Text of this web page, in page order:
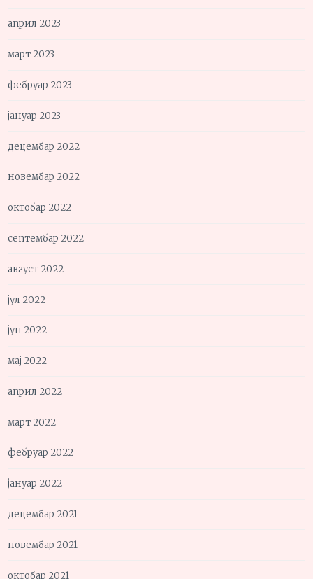
април 2023
март 2023
фебруар 2023
јануар 2023
децембар 2022
новембар 2022
октобар 2022
септембар 2022
август 2022
јул 2022
јун 2022
мај 2022
април 2022
март 2022
фебруар 2022
јануар 2022
децембар 2021
новембар 2021
октобар 2021